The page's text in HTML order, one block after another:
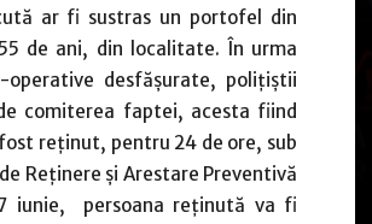
ar fi sustras un portofel din
de ani, din localitate. În urma
desfăşurate, poliţiştii
comiterea faptei, acesta fiind
reținut, pentru 24 de ore, sub
Reținere și Arestare Preventivă
iunie, persoana reţinută va fi